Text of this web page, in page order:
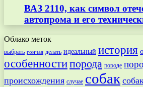
ВАЗ 2110, как символ
автопрома и его
Облако меток
выбрать гончая делать идеальный история
особенностипорода породе
происхождения случае собак